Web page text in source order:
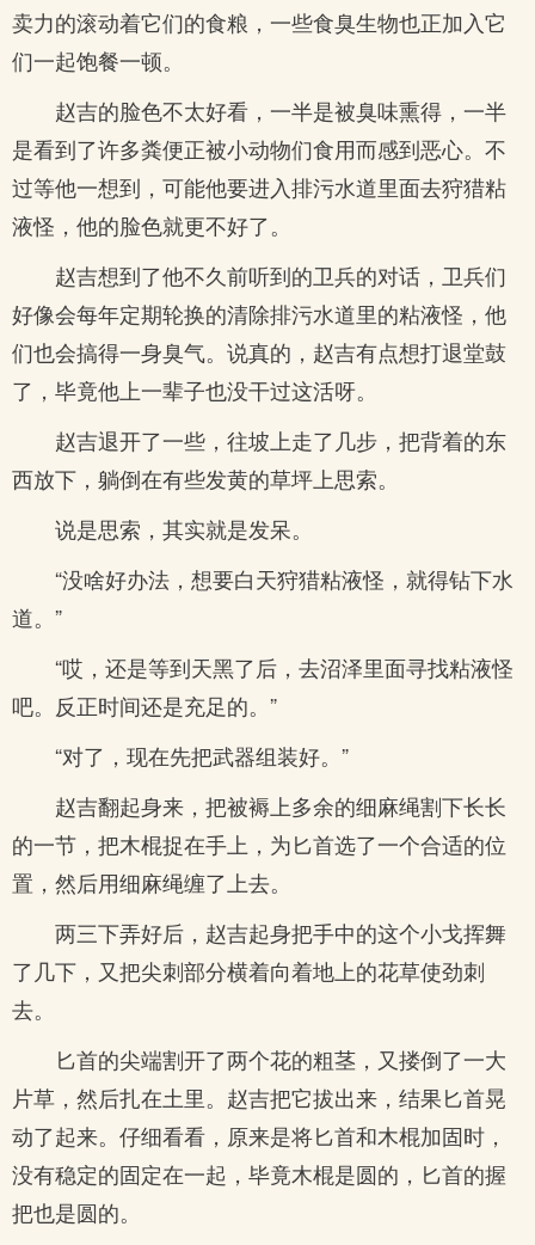
卖力的滚动着它们的食粮，一些食臭生物也正加入它
们一起饱餐一顿。
赵吉的脸色不太好看，一半是被臭味熏得，一半
是看到了许多粪便正被小动物们食用而感到恶心。不
过等他一想到，可能他要进入排污水道里面去狩猎粘
液怪，他的脸色就更不好了。
赵吉想到了他不久前听到的卫兵的对话，卫兵们
好像会每年定期轮换的清除排污水道里的粘液怪，他
们也会搞得一身臭气。说真的，赵吉有点想打退堂鼓
了，毕竟他上一辈子也没干过这活呀。
赵吉退开了一些，往坡上走了几步，把背着的东
西放下，躺倒在有些发黄的草坪上思索。
说是思索，其实就是发呆。
“没啥好办法，想要白天狩猎粘液怪，就得钻下水
道。”
“哎，还是等到天黑了后，去沼泽里面寻找粘液怪
吧。反正时间还是充足的。”
“对了，现在先把武器组装好。”
赵吉翻起身来，把被褥上多余的细麻绳割下长长
的一节，把木棍捉在手上，为匕首选了一个合适的位
置，然后用细麻绳缠了上去。
两三下弄好后，赵吉起身把手中的这个小戈挥舞
了几下，又把尖刺部分横着向着地上的花草使劲刺
去。
匕首的尖端割开了两个花的粗茎，又搂倒了一大
片草，然后扎在土里。赵吉把它拔出来，结果匕首晃
动了起来。仔细看看，原来是将匕首和木棍加固时，
没有稳定的固定在一起，毕竟木棍是圆的，匕首的握
把也是圆的。